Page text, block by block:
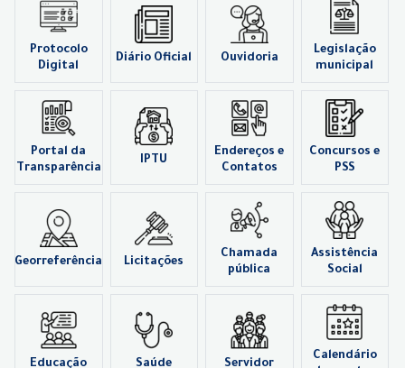
Protocolo
Digital
Diário Oficial Ouvidoria
Legislação
municipal
Portal da
Transparência
IPTU
Endereços e
Contatos
Concursos e
PSS
Georreferência Licitações
Chamada
pública
Assistência
Social
Educação Saúde Servidor
Calendário